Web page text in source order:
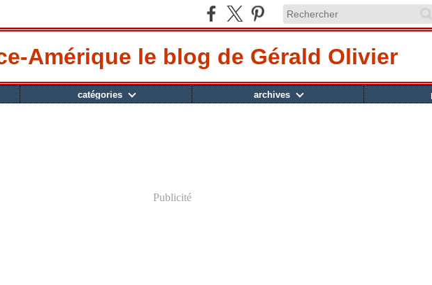
Amérique le blog de Gérald Olivier
catégories archives
Publicité